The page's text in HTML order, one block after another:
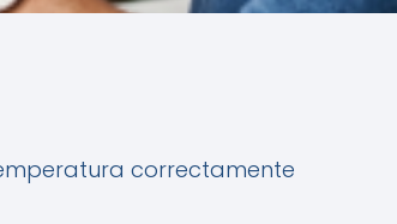
correctamente